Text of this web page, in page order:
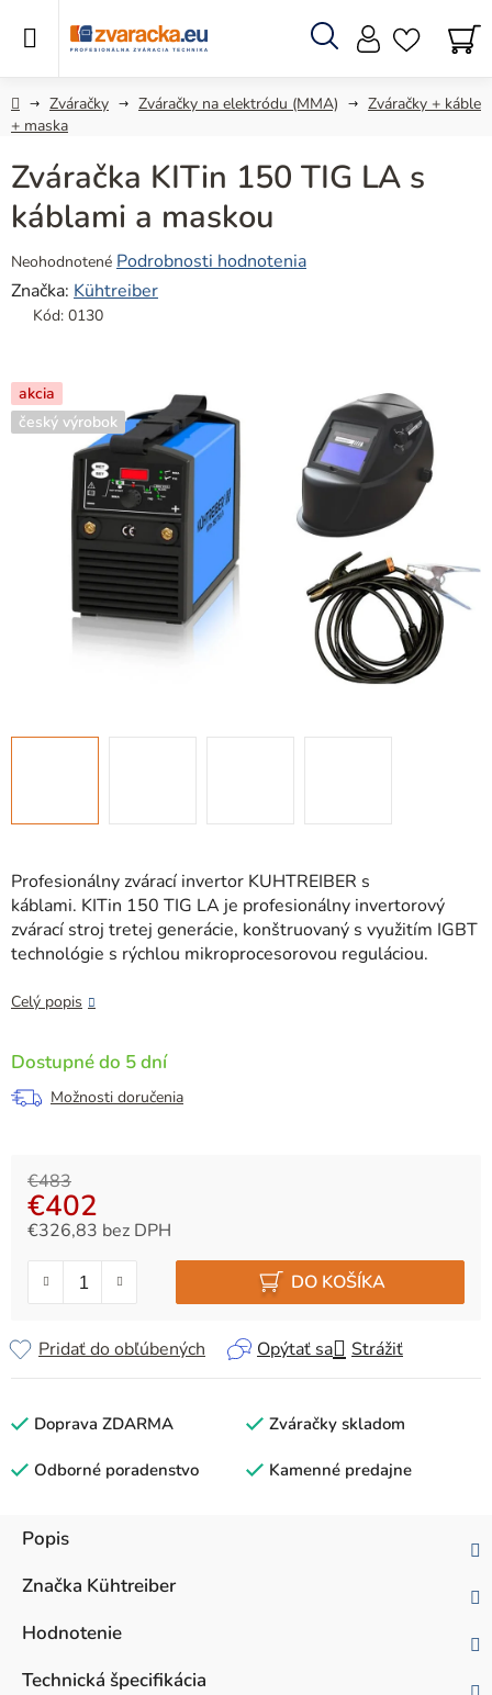
Hľadať
DomovZváračky Zváračky na elektródu (MMA)
Zváračky + káble
+ maska
Profesionálny zvárací invertor KUHTREIBER s
káblami. KITin 150 TIG LA je profesionálny invertorový
zvárací stroj tretej generácie, konštruovaný s využitím IGBT
technológie s rýchlou mikroprocesorovou reguláciou.
Celý popis
Dostupné do 5 dní
Možnosti doručenia
€483
€402
€326,83 bez DPH
DO KOŠÍKA
Opýtať sa Strážiť
Pridať do obľúbených
Zváračka KITin 150 TIG LA s
káblami a maskou
Priemerné
hodnotenie
produktu
z
5
hviezdičiek.
Neohodnotené Podrobnosti hodnotenia
Značka: Kühtreiber
Kód: 0130
akcia
český výrobok
Doprava ZDARMA Zváračky skladom
Odborné poradenstvo Kamenné predajne
Popis
Značka Kühtreiber
Hodnotenie
Technická špecifikácia